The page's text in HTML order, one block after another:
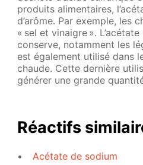
produits alimentaires,
d’arôme. Par exemple, les
« sel et vinaigre ».
conserve, notamment les
est également utilisé dans
chaude. Cette dernière
générer une grande
Réactifs
Acétate de sodium